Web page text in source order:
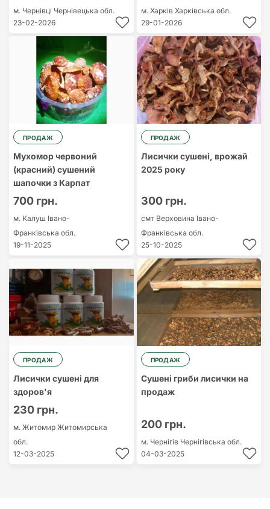
м. Чернівці Чернівецька обл.
23-02-2026
м. Харків Харківська обл.
29-01-2026
ПРОДАЖ
Мухомор червоний
(красний) сушений
шапочки з Карпат
700 грн.
м. Калуш Івано-
Франківська обл.
19-11-2025
ПРОДАЖ
Лисички сушені, врожай
2025 року
300 грн.
смт Верховина Івано-
Франківська обл.
25-10-2025
ПРОДАЖ
Лисички сушені для
здоров'я
230 грн.
м. Житомир Житомирська
обл.
12-03-2025
ПРОДАЖ
Сушені гриби лисички на
продаж
200 грн.
м. Чернігів Чернігівська обл.
04-03-2025